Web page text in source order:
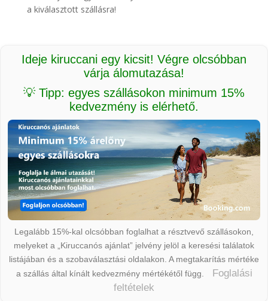
a kiválasztott szállásra!
Ideje kiruccani egy kicsit! Végre olcsóbban
várja álomutazása!
💡 Tipp: egyes szállásokon minimum 15%
kedvezmény is elérhető.
Legalább 15%-kal olcsóbban foglalhat a résztvevő szállásokon,
melyeket a „Kiruccanós ajánlat” jelvény jelöl a keresési találatok
listájában és a szobaválasztási oldalakon. A megtakarítás mértéke
a szállás által kínált kedvezmény mértékétől függ.
Foglalási
feltételek